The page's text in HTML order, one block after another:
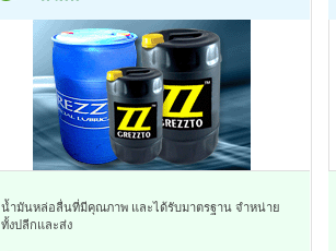
น้ำมันหล่อลื่นที่มีคุณภาพ และได้รับมาตรฐาน จำหน่าย
ทั้งปลีกและส่ง